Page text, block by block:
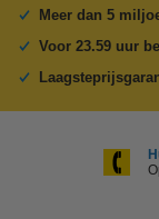
Meer dan 5
Voor 23.59 uur